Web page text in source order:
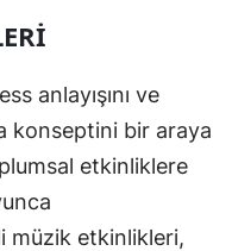
anlayışını ve
konseptini bir araya
etkinliklere
müzik etkinlikleri,